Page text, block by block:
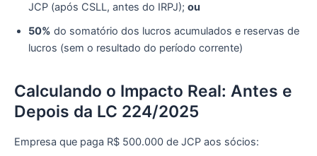
JCP (após CSLL, antes do IRPJ); ou
50% do somatório dos lucros acumulados e reservas de
lucros (sem o resultado do período corrente)
Calculando o Impacto Real: Antes e
Depois da LC 224/2025
Empresa que paga R$ 500.000 de JCP aos sócios: